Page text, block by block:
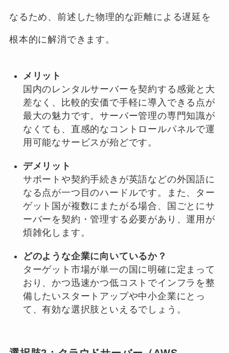
なるため、前述した物理的な距離による遅延を
根本的に解消できます。
メリット
国内のレンタルサーバーを契約する感覚と大
差なく、比較的安価で手軽に導入できる点が
最大の魅力です。サーバー管理の専門知識が
なくても、直感的なコントロールパネルで運
用可能なサービスが殆どです。
デメリット
サポートや契約手続きが英語などの外国語に
なる点が一つ目のハードルです。また、ター
ゲット国が複数にまたがる場合、国ごとにサ
ーバーを契約・管理する必要があり、運用が
煩雑化します。
どのような企業に向いているか？
ターゲット市場が単一の国に明確に定まって
おり、かつ迅速かつ低コストでインフラを整
備したいスタートアップや中小企業にとっ
て、有効な選択肢といえるでしょう。